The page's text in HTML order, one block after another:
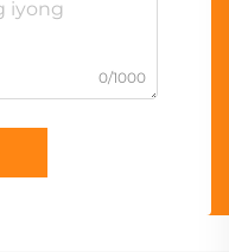
0/1000